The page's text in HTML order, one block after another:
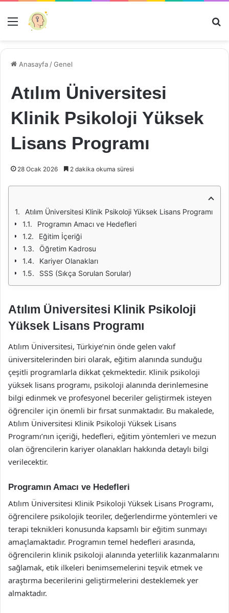
Menü
Anasayfa /Genel
Atılım Üniversitesi
Klinik Psikoloji Yüksek
Lisans Programı
28 Ocak 2026 2 dakika okuma süresi
Atılım Üniversitesi Klinik Psikoloji Yüksek Lisans Programı
Programın Amacı ve Hedefleri
Eğitim İçeriği
Öğretim Kadrosu
Kariyer Olanakları
SSS (Sıkça Sorulan Sorular)
Atılım Üniversitesi Klinik Psikoloji
Yüksek Lisans Programı
Atılım Üniversitesi, Türkiye’nin önde gelen vakıf
üniversitelerinden biri olarak, eğitim alanında sunduğu
çeşitli programlarla dikkat çekmektedir. Klinik psikoloji
yüksek lisans programı, psikoloji alanında derinlemesine
bilgi edinmek ve profesyonel beceriler geliştirmek isteyen
öğrenciler için önemli bir fırsat sunmaktadır. Bu makalede,
Atılım Üniversitesi Klinik Psikoloji Yüksek Lisans
Programı’nın içeriği, hedefleri, eğitim yöntemleri ve mezun
olan öğrencilerin kariyer olanakları hakkında detaylı bilgi
verilecektir.
Programın Amacı ve Hedefleri
Atılım Üniversitesi Klinik Psikoloji Yüksek Lisans Programı,
öğrencilere psikolojik teoriler, değerlendirme yöntemleri ve
terapi teknikleri konusunda kapsamlı bir eğitim sunmayı
amaçlamaktadır. Programın temel hedefleri arasında,
öğrencilerin klinik psikoloji alanında yeterlilik kazanmalarını
sağlamak, etik ilkeleri benimsemelerini teşvik etmek ve
araştırma becerilerini geliştirmelerini desteklemek yer
almaktadır.